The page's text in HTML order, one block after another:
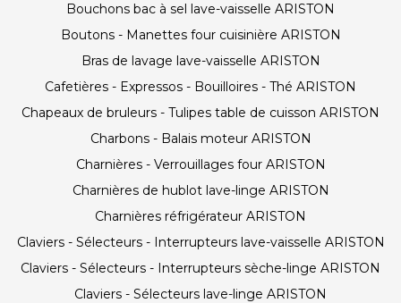
Bouchons bac à sel lave-vaisselle ARISTON
Boutons - Manettes four cuisinière ARISTON
Bras de lavage lave-vaisselle ARISTON
Cafetières - Expressos - Bouilloires - Thé ARISTON
Chapeaux de bruleurs - Tulipes table de cuisson ARISTON
Charbons - Balais moteur ARISTON
Charnières - Verrouillages four ARISTON
Charnières de hublot lave-linge ARISTON
Charnières réfrigérateur ARISTON
Claviers - Sélecteurs - Interrupteurs lave-vaisselle ARISTON
Claviers - Sélecteurs - Interrupteurs sèche-linge ARISTON
Claviers - Sélecteurs lave-linge ARISTON